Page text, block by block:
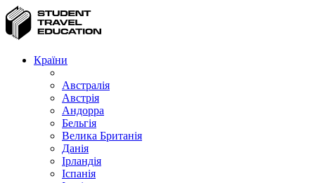
Країни
Австралія
Австрія
Андорра
Бельгія
Велика Британія
Данія
Ірландія
Іспанія